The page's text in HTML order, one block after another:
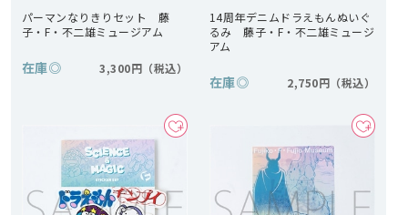
パーマンなりきりセット 藤
子・F・不二雄ミュージアム
在庫◎ 3,300円
14周年デニムドラえもんぬいぐ
るみ 藤子・F・不二雄ミュージ
アム
在庫◎ 2,750円